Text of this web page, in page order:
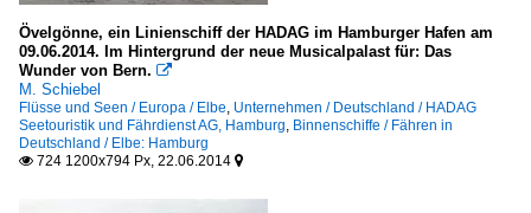
Övelgönne, ein Linienschiff der HADAG im Hamburger Hafen am
09.06.2014. Im Hintergrund der neue Musicalpalast für: Das
Wunder von Bern. 
M. Schiebel
Flüsse und Seen / Europa / Elbe, Unternehmen / Deutschland / HADAG
Seetouristik und Fährdienst AG, Hamburg, Binnenschiffe / Fähren in
Deutschland / Elbe: Hamburg
 724 1200x794 Px, 22.06.2014 